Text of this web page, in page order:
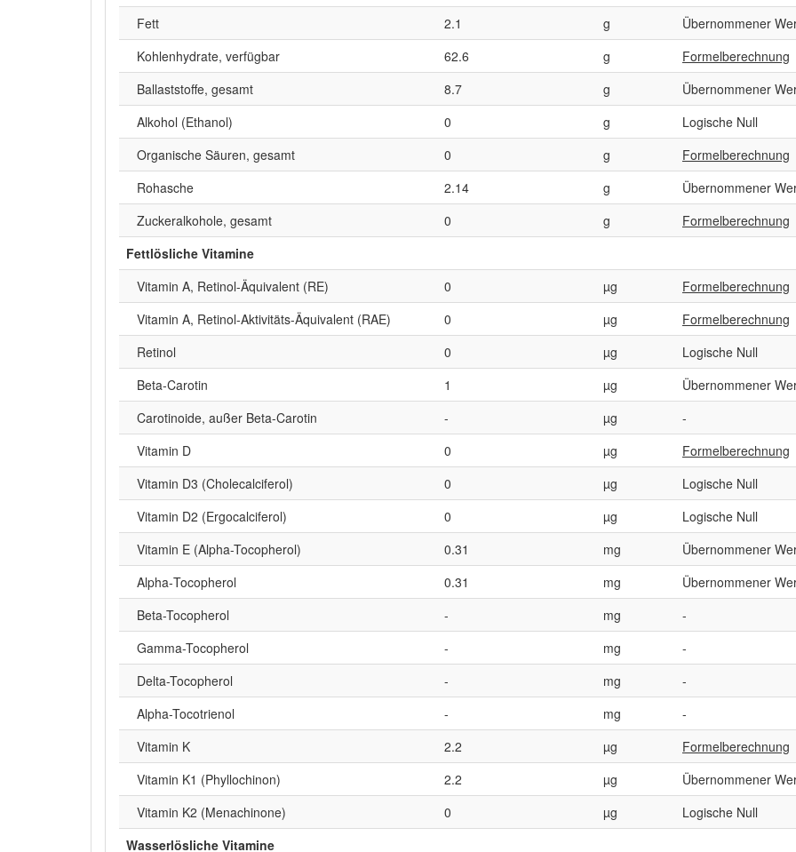
Fett
2.1 g
Übernommener
Kohlenhydrate, verfügbar
62.6 g
Formelberechnung
Ballaststoffe, gesamt
8.7 g
Übernommener
Alkohol (Ethanol)
0 g
Logische Null
Organische Säuren, gesamt
0 g
Formelberechnung
Rohasche
2.14 g
Übernommener
Zuckeralkohole, gesamt
0 g
Formelberechnung
Fettlösliche Vitamine
Vitamin A, Retinol-Äquivalent (RE)
0 µg
Formelberechnung
Vitamin A, Retinol-Aktivitäts-Äquivalent (RAE)
0 µg
Formelberechnung
Retinol
0 µg
Logische Null
Beta‑Carotin
1 µg
Übernommener
Carotinoide, außer Beta-Carotin
- µg
-
Vitamin D
0 µg
Formelberechnung
Vitamin D3 (Cholecalciferol)
0 µg
Logische Null
Vitamin D2 (Ergocalciferol)
0 µg
Logische Null
Vitamin E (Alpha-Tocopherol)
0.31 mg
Übernommener
Alpha‑Tocopherol
0.31 mg
Übernommener
Beta-Tocopherol
- mg
-
Gamma-Tocopherol
- mg
-
Delta-Tocopherol
- mg
-
Alpha-Tocotrienol
- mg
-
Vitamin K
2.2 µg
Formelberechnung
Vitamin K1 (Phyllochinon)
2.2 µg
Übernommener
Vitamin K2 (Menachinone)
0 µg
Logische Null
Wasserlösliche Vitamine